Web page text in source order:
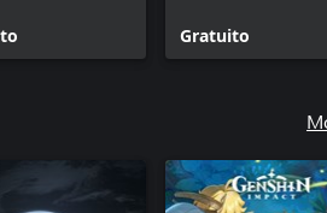
Gratuito